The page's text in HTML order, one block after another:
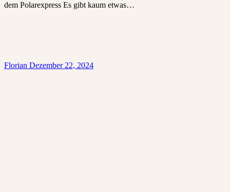
dem Polarexpress Es gibt kaum etwas…
Florian Dezember 22, 2024